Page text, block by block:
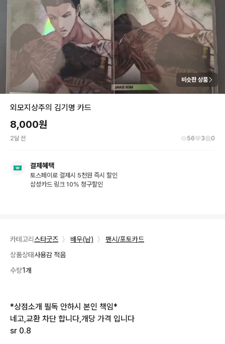
비슷한 상품
외모지상주의 김기명 카드
8,000원
2달 전 56 3 0
결제혜택
토스페이로 결제시 5천원 즉시 할인
삼성카드 링크 10% 청구할인
카테고리 스타굿즈 〉 배우(남) 〉
팬시/포토카드
상품상태사용감 적음
수량1개
*상점소개 필독 안하시 본인 책임*
네고,교환 차단 합니다,개당 가격 입니다
sr 0.8